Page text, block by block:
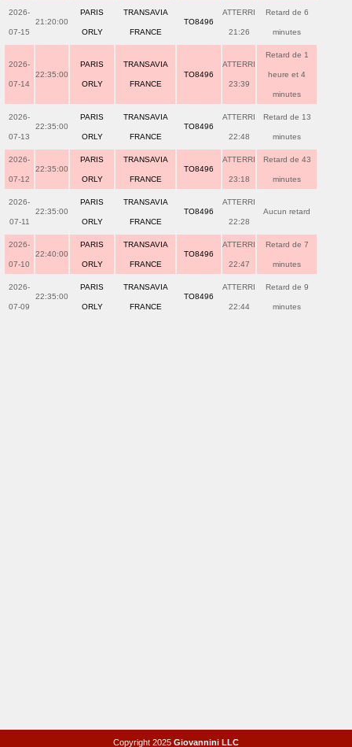
2026-
07-15
21:20:00
PARIS
ORLY
TRANSAVIA
FRANCE
TO8496
ATTERRI
21:26
Retard de 6
minutes
2026-
07-14
22:35:00
PARIS
ORLY
TRANSAVIA
FRANCE
TO8496
ATTERRI
23:39
Retard de 1
heure et 4
minutes
2026-
07-13
22:35:00
PARIS
ORLY
TRANSAVIA
FRANCE
TO8496
ATTERRI
22:48
Retard de 13
minutes
2026-
07-12
22:35:00
PARIS
ORLY
TRANSAVIA
FRANCE
TO8496
ATTERRI
23:18
Retard de 43
minutes
2026-
07-11
22:35:00
PARIS
ORLY
TRANSAVIA
FRANCE
TO8496
ATTERRI
22:28
Aucun retard
2026-
07-10
22:40:00
PARIS
ORLY
TRANSAVIA
FRANCE
TO8496
ATTERRI
22:47
Retard de 7
minutes
2026-
07-09
22:35:00
PARIS
ORLY
TRANSAVIA
FRANCE
TO8496
ATTERRI
22:44
Retard de 9
minutes
Copyright 2025 Giovannini LLC